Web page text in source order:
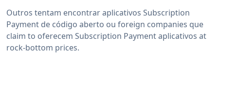
Outros tentam encontrar aplicativos Subscription
Payment de código aberto ou foreign companies que
claim to oferecem Subscription Payment aplicativos at
rock-bottom prices.